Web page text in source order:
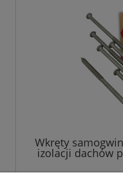
Wkręty
izolacji dachów